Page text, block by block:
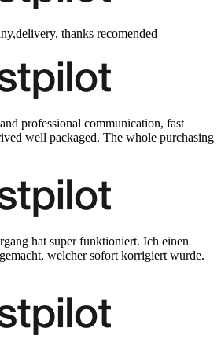
thanks recomended
professional communication, fast
well packaged. The whole purchasing
hat super funktioniert. Ich einen
welcher sofort korrigiert wurde.